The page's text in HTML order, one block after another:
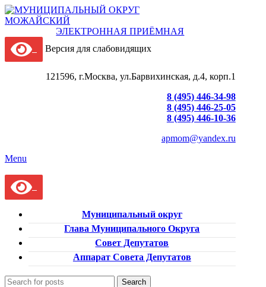
ЭЛЕКТРОННАЯ ПРИЁМНАЯ
Версия для слабовидящих
121596, г.Москва, ул.Барвихинская, д.4, корп.1
8 (495) 446-34-98
8 (495) 446-25-05
8 (495) 446-10-36
apmom@yandex.ru
Menu
Муниципальный округ
Глава Муниципального Округа
Совет Депутатов
Аппарат Совета Депутатов
Search